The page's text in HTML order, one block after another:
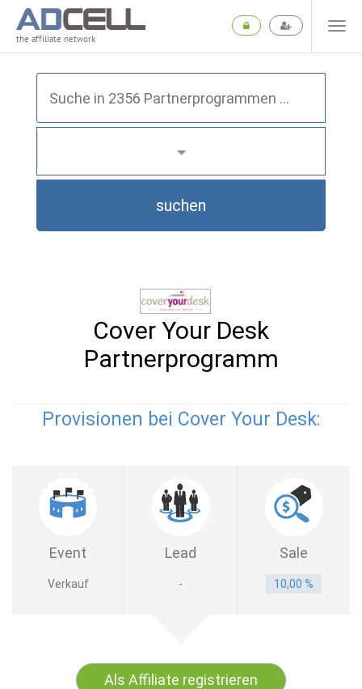
the affiliate network
suchen
Cover Your Desk
Partnerprogramm
Provisionen bei Cover Your Desk:
Event Lead Sale
Verkauf - 10,00 %
Als Affiliate registrieren